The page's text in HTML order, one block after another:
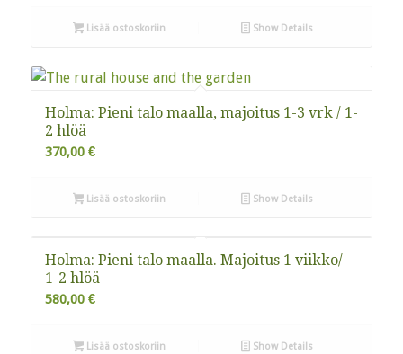
Lisää ostoskoriin Show Details
Holma: Pieni talo maalla, majoitus 1-3 vrk / 1-
2 hlöä
370,00 €
Lisää ostoskoriin Show Details
Holma: Pieni talo maalla. Majoitus 1 viikko/
1-2 hlöä
580,00 €
Lisää ostoskoriin Show Details